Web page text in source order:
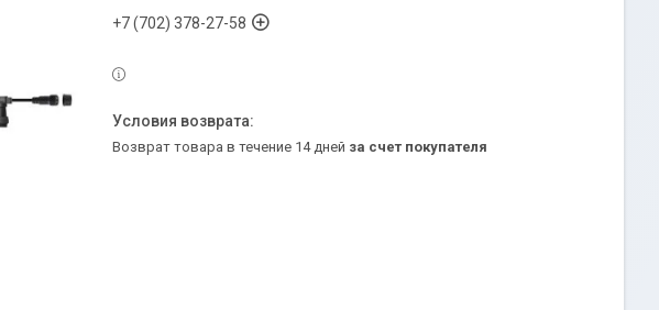
+7 (702) 378-27-58
возврат товара в течение 14 дней за счет покупателя